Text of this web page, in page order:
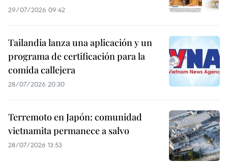
29/07/2026 09:42
Tailandia lanza una aplicación y un
programa de certificación para la
comida callejera
28/07/2026 20:30
Terremoto en Japón: comunidad
vietnamita permanece a salvo
28/07/2026 13:53